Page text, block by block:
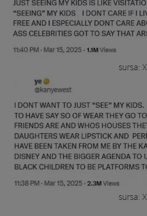
sursa: X
sursa: X